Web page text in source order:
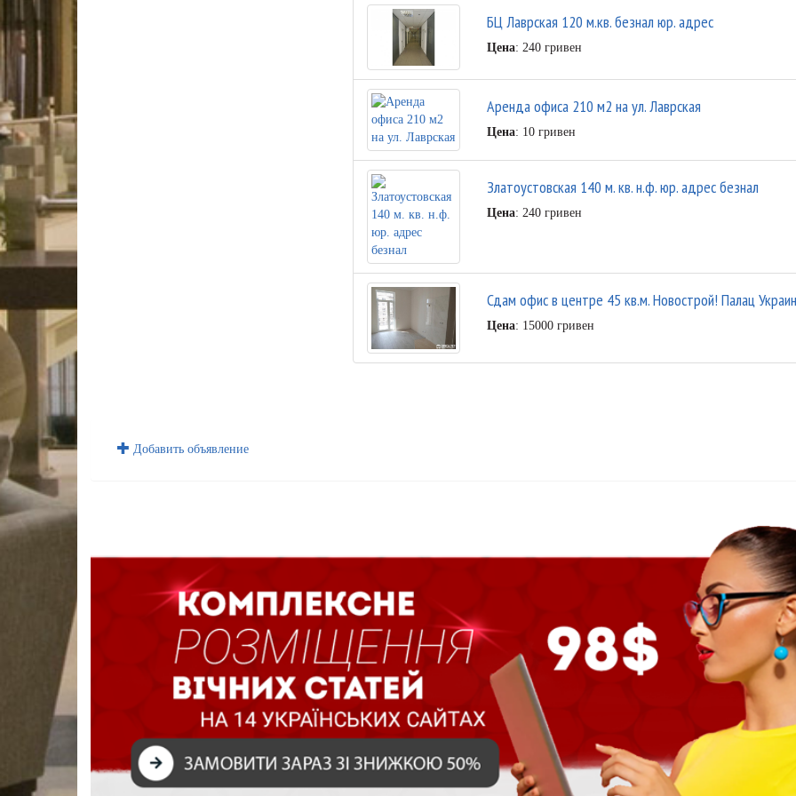
БЦ Лаврская 120 м.кв. безнал юр. адрес
Цена: 240 гривен
Аренда офиса 210 м2 на ул. Лаврская
Цена: 10 гривен
Златоустовская 140 м. кв. н.ф. юр. адрес безнал
Цена: 240 гривен
Сдам офис в центре 45 кв.м. Новострой! Палац
Цена: 15000 гривен
Добавить объявление